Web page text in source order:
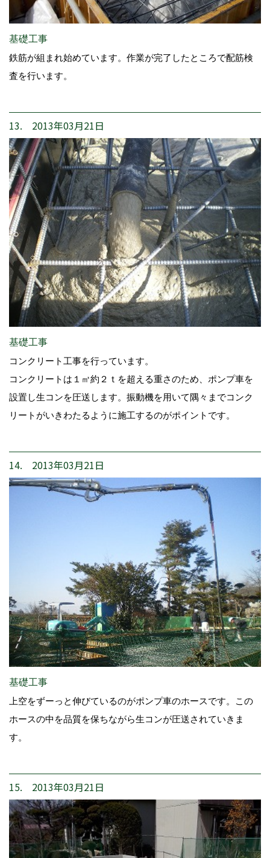
基礎工事
鉄筋が組まれ始めています。作業が完了したところで配筋検
査を行います。
13. 2013年03月21日
基礎工事
コンクリート工事を行っています。
コンクリートは１㎥約２ｔを超える重さのため、ポンプ車を
設置し生コンを圧送します。振動機を用いて隅々までコンク
リートがいきわたるように施工するのがポイントです。
14. 2013年03月21日
基礎工事
上空をずーっと伸びているのがポンプ車のホースです。この
ホースの中を品質を保ちながら生コンが圧送されていきま
す。
15. 2013年03月21日